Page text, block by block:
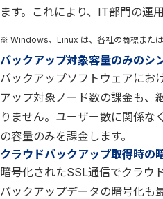
ます。これにより、IT部門の運
※ Windows、Linux は、各社の商標または
バックアップ対象容量のみのシ
バックアップソフトウェアにお
アップ対象ノード数の課金も、
りません。ユーザー数に関係な
の容量のみを課金します。
クラウドバックアップ取得時の
暗号化されたSSL通信でクラウ
バックアップデータの暗号化も